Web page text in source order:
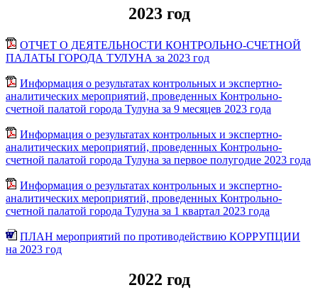
2023 год
ОТЧЕТ О ДЕЯТЕЛЬНОСТИ КОНТРОЛЬНО-СЧЕТНОЙ
ПАЛАТЫ ГОРОДА ТУЛУНА за 2023 год
Информация о результатах контрольных и экспертно-
аналитических мероприятий, проведенных Контрольно-
счетной палатой города Тулуна за 9 месяцев 2023 года
Информация о результатах контрольных и экспертно-
аналитических мероприятий, проведенных Контрольно-
счетной палатой города Тулуна за первое полугодие 2023 года
Информация о результатах контрольных и экспертно-
аналитических мероприятий, проведенных Контрольно-
счетной палатой города Тулуна за 1 квартал 2023 года
ПЛАН мероприятий по противодействию КОРРУПЦИИ
на 2023 год
2022 год